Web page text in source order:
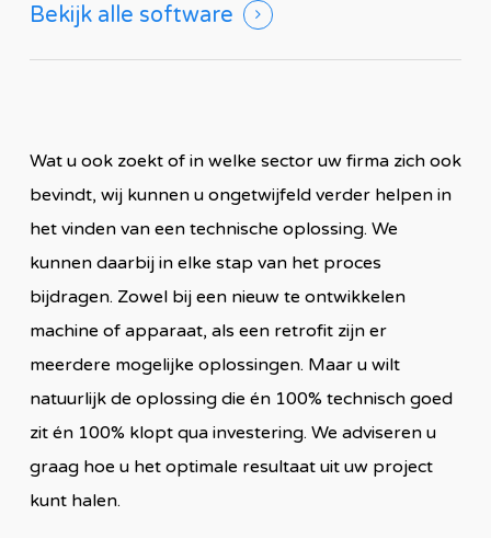
Bekijk alle software
Wat u ook zoekt of in welke sector uw firma zich ook
bevindt, wij kunnen u ongetwijfeld verder helpen in
het vinden van een technische oplossing. We
kunnen daarbij in elke stap van het proces
bijdragen. Zowel bij een nieuw te ontwikkelen
machine of apparaat, als een retrofit zijn er
meerdere mogelijke oplossingen. Maar u wilt
natuurlijk de oplossing die én 100% technisch goed
zit én 100% klopt qua investering. We adviseren u
graag hoe u het optimale resultaat uit uw project
kunt halen.